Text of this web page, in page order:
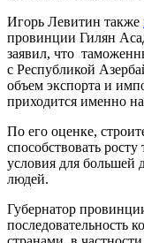
Игорь Левитин также
провинции Гилян
заявил, что
с Республикой
объем экспорта и
приходится именно
По его оценке,
способствовать
условия для большей
людей.
Губернатор
последовательность